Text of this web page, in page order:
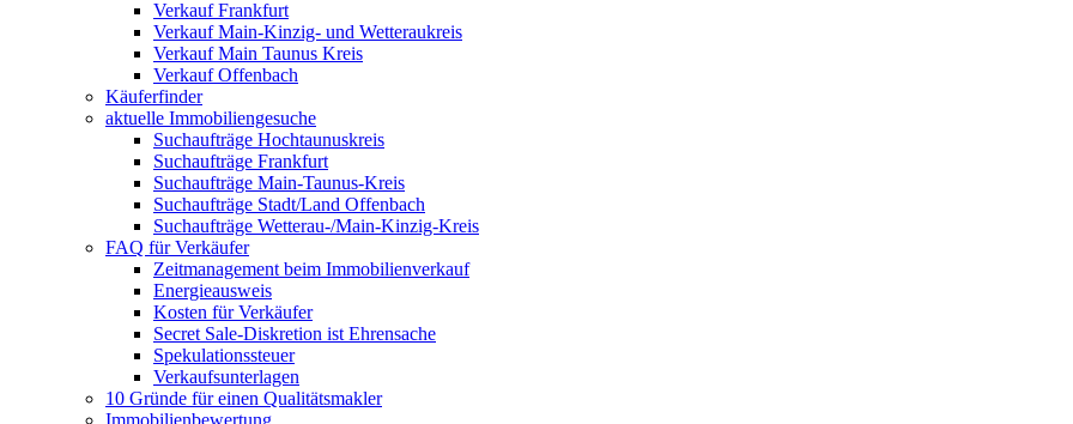
Verkauf Frankfurt
Verkauf Main-Kinzig- und Wetteraukreis
Verkauf Main Taunus Kreis
Verkauf Offenbach
Käuferfinder
aktuelle Immobiliengesuche
Suchaufträge Hochtaunuskreis
Suchaufträge Frankfurt
Suchaufträge Main-Taunus-Kreis
Suchaufträge Stadt/Land Offenbach
Suchaufträge Wetterau-/Main-Kinzig-Kreis
FAQ für Verkäufer
Zeitmanagement beim Immobilienverkauf
Energieausweis
Kosten für Verkäufer
Secret Sale-Diskretion ist Ehrensache
Spekulationssteuer
Verkaufsunterlagen
10 Gründe für einen Qualitätsmakler
Immobilienbewertung